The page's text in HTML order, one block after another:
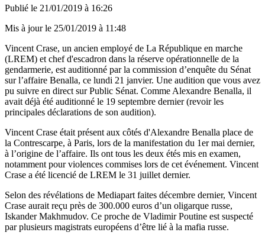
Publié le 21/01/2019 à 16:26
Mis à jour le 25/01/2019 à 11:48
Vincent Crase, un ancien employé de La République en marche
(LREM) et chef d'escadron dans la réserve opérationnelle de la
gendarmerie, est auditionné par la commission d’enquête du Sénat
sur l’affaire Benalla, ce lundi 21 janvier. Une audition que vous avez
pu suivre en direct sur Public Sénat. Comme Alexandre Benalla, il
avait déjà été auditionné le 19 septembre dernier (revoir les
principales déclarations de son audition).
Vincent Crase était présent aux côtés d'Alexandre Benalla place de
la Contrescarpe, à Paris, lors de la manifestation du 1er mai dernier,
à l’origine de l’affaire. Ils ont tous les deux étés mis en examen,
notamment pour violences commises lors de cet événement. Vincent
Crase a été licencié de LREM le 31 juillet dernier.
Selon des révélations de Mediapart faites décembre dernier, Vincent
Crase aurait reçu près de 300.000 euros d’un oligarque russe,
Iskander Makhmudov. Ce proche de Vladimir Poutine est suspecté
par plusieurs magistrats européens d’être lié à la mafia russe.